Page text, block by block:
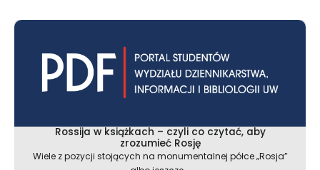
Rossija w książkach – czyli co czytać, aby
zrozumieć Rosję
Wiele z pozycji stojących na monumentalnej półce „Rosja”